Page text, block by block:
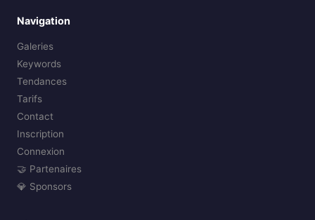
Navigation
Galeries
Keywords
Tendances
Tarifs
Contact
Inscription
Connexion
🤝 Partenaires
💎 Sponsors